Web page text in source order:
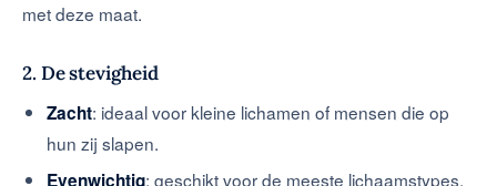
met deze maat.
2. De stevigheid
Zacht: ideaal voor kleine lichamen of mensen die op
hun zij slapen.
Evenwichtig: geschikt voor de meeste lichaamstypes.